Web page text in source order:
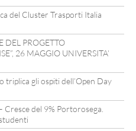
del Cluster Trasporti Italia
DEL PROGETTO
26 MAGGIO UNIVERSITA’
triplica gli ospiti dell’Open Day
Cresce del 9% Portorosega.